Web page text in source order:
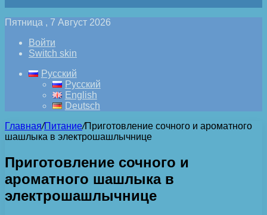
Пятница , 7 Август 2026
Войти
Switch skin
Русский
Русский
English
Deutsch
Главная/Питание/Приготовление сочного и ароматного
шашлыка в электрошашлычнице
Приготовление сочного и
ароматного шашлыка в
электрошашлычнице